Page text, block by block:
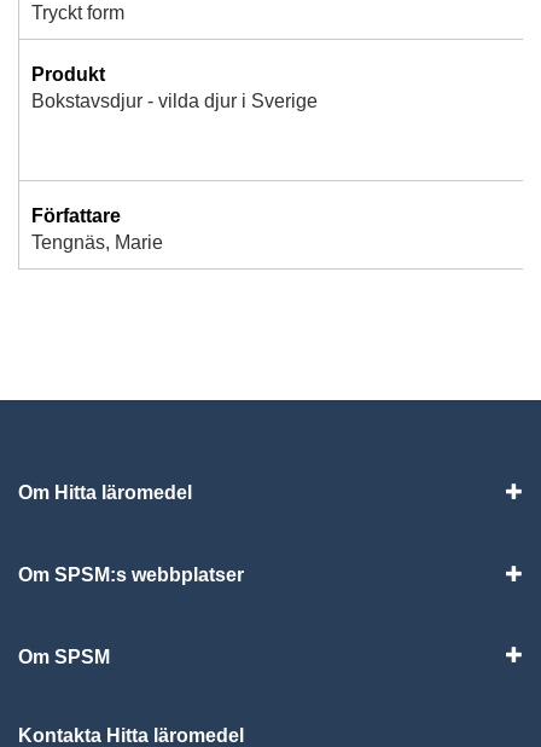
Tryckt form
Produkt
Bokstavsdjur - vilda djur i Sverige
Författare
Tengnäs, Marie
Om Hitta läromedel
Om SPSM:s webbplatser
Om SPSM
Kontakta Hitta läromedel